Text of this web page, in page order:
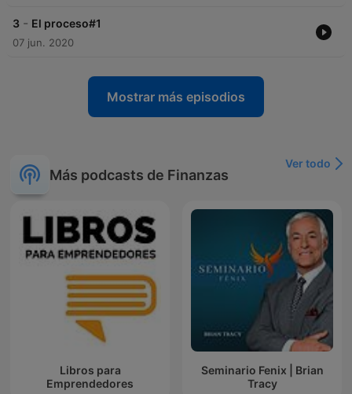
3 - El proceso#1
07 jun. 2020
Mostrar más episodios
Más podcasts de Finanzas
Ver todo
Libros para
Emprendedores
Seminario Fenix | Brian
Tracy